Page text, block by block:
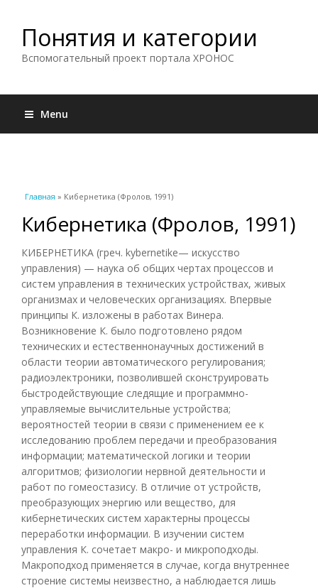
Понятия и категории
Вспомогательный проект портала ХРОНОС
Menu
Вы здесь
Главная » Кибернетика (Фролов, 1991)
Кибернетика (Фролов, 1991)
КИБЕРНЕТИКА (греч. kybernetike— искусство
управления) — наука об общих чертах процессов и
систем управления в технических устройствах, живых
организмах и человеческих организациях. Впервые
принципы К. изложены в работах Винера.
Возникновение К. было подготовлено рядом
технических и естественнонаучных достижений в
области теории автоматического регулирования;
радиоэлектроники, позволившей сконструировать
быстродействующие следящие и программно-
управляемые вычислительные устройства;
вероятностей теории в связи с применением ее к
исследованию проблем передачи и преобразования
информации; математической логики и теории
алгоритмов; физиологии нервной деятельности и
работ по гомеостазису. В отличие от устройств,
преобразующих энергию или вещество, для
кибернетических систем характерны процессы
переработки информации. В изучении систем
управления К. сочетает макро- и микроподходы.
Макроподход применяется в случае, когда внутреннее
строение системы неизвестно, а наблюдается лишь